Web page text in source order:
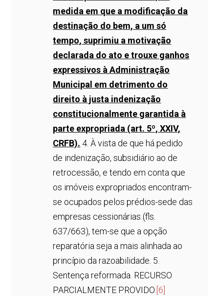
medida em que a modificação da
destinação do bem, a um só
tempo, suprimiu a motivação
declarada do ato e trouxe ganhos
expressivos à Administração
Municipal em detrimento do
direito à justa indenização
constitucionalmente garantida à
parte expropriada (art. 5º, XXIV,
CRFB). 4. À vista de que há pedido
de indenização, subsidiário ao de
retrocessão, e tendo em conta que
os imóveis expropriados encontram-
se ocupados pelos prédios-sede das
empresas cessionárias (fls.
637/663), tem-se que a opção
reparatória seja a mais alinhada ao
princípio da razoabilidade. 5.
Sentença reformada. RECURSO
PARCIALMENTE PROVIDO. [6]